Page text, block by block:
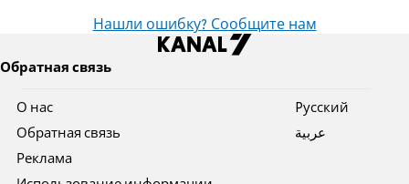
Нашли ошибку? Сообщите нам
Обратная связь
О нас
Обратная связь
Реклама
Pусский
عربية